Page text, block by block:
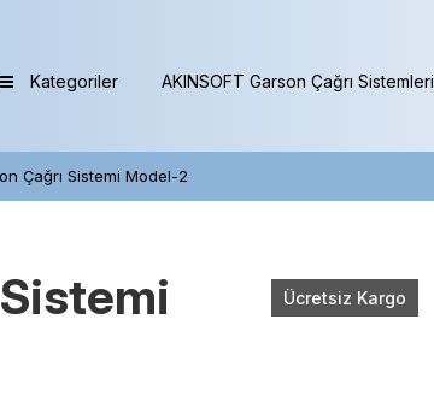
Kategoriler AKINSOFT Garson Çağrı Sistemleri
Çağrı Sistemi Model-2
Ücretsiz Kargo